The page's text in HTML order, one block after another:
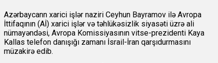
Azərbaycann xarici işlər naziri Ceyhun Bayramov ilə Avropa
İttifaqının (Aİ) xarici işlər və təhlükəsizlik siyasəti üzrə ali
nümayəndəsi, Avropa Komissiyasının vitse-prezidenti Kaya
Kallas telefon danışığı zamanı İsrail-İran qarşıdurmasını
müzakirə edib.